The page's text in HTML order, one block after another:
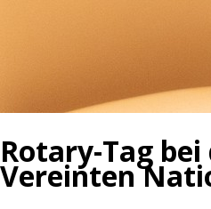
Rotary-Tag bei
Vereinten